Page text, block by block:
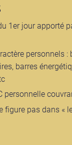
1er jour apporté
personnels :
barres
personnelle
figure pas dans «